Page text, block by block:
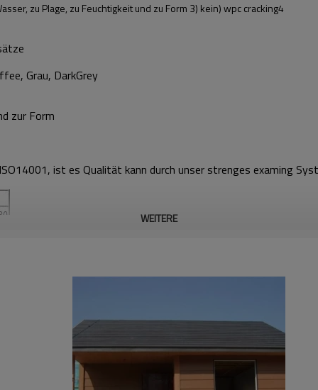
zu Plage, zu Feuchtigkeit und zu Form 3) kein) wpc cracking4
Grau, DarkGrey
zur Form
ist es Qualität kann durch unser strenges examing
WEITERE